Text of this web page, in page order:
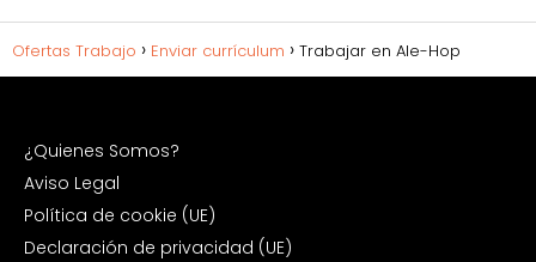
Ofertas Trabajo Enviar currículum Trabajar en Ale-Hop
¿Quienes Somos?
Aviso Legal
Política de cookie (UE)
Declaración de privacidad (UE)